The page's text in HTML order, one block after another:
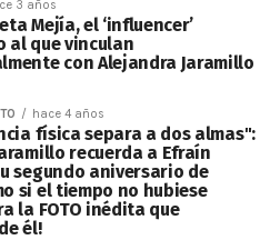
3 años
Mejía, el ‘influencer’
al que vinculan
con Alejandra Jaramillo
hace 4 años
física separa a dos almas":
recuerda a Efraín
segundo aniversario de
si el tiempo no hubiese
la FOTO inédita que
él!